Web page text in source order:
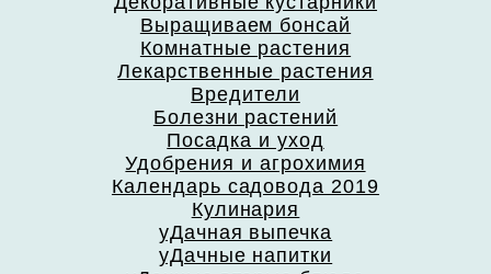
Выращиваем бонсай
Комнатные растения
Лекарственные растения
Вредители
Болезни растений
Посадка и уход
Удобрения и агрохимия
Календарь садовода 2019
Кулинария
уДачная выпечка
уДачные напитки